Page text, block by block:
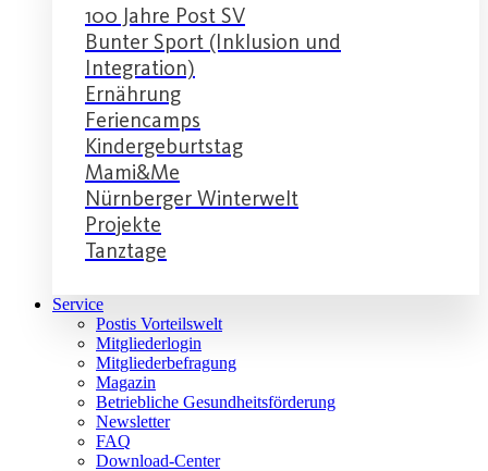
100 Jahre Post SV
Bunter Sport (Inklusion und
Integration)
Ernährung
Feriencamps
Kindergeburtstag
Mami&Me
Nürnberger Winterwelt
Projekte
Tanztage
Service
Postis Vorteilswelt
Mitgliederlogin
Mitgliederbefragung
Magazin
Betriebliche Gesundheitsförderung
Newsletter
FAQ
Download-Center